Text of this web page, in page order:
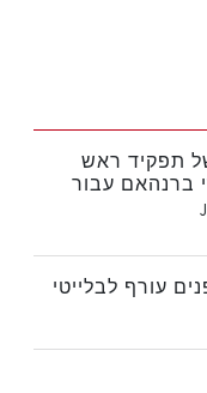
תפקיד ראש
ברנהאם עבור
בפורטוגל?
עורף לבלייטי